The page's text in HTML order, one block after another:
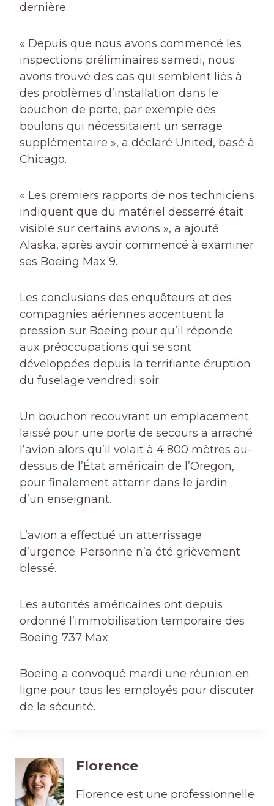
dernière.
« Depuis que nous avons commencé les
inspections préliminaires samedi, nous
avons trouvé des cas qui semblent liés à
des problèmes d’installation dans le
bouchon de porte, par exemple des
boulons qui nécessitaient un serrage
supplémentaire », a déclaré United, basé à
Chicago.
« Les premiers rapports de nos techniciens
indiquent que du matériel desserré était
visible sur certains avions », a ajouté
Alaska, après avoir commencé à examiner
ses Boeing Max 9.
Les conclusions des enquêteurs et des
compagnies aériennes accentuent la
pression sur Boeing pour qu’il réponde
aux préoccupations qui se sont
développées depuis la terrifiante éruption
du fuselage vendredi soir.
Un bouchon recouvrant un emplacement
laissé pour une porte de secours a arraché
l’avion alors qu’il volait à 4 800 mètres au-
dessus de l’État américain de l’Oregon,
pour finalement atterrir dans le jardin
d’un enseignant.
L’avion a effectué un atterrissage
d’urgence. Personne n’a été grièvement
blessé.
Les autorités américaines ont depuis
ordonné l’immobilisation temporaire des
Boeing 737 Max.
Boeing a convoqué mardi une réunion en
ligne pour tous les employés pour discuter
de la sécurité.
Florence
Florence est une professionnelle